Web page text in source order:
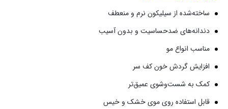
ساخته‌شده از سیلیکون نرم و منعطف
دندانه‌های ضدحساسیت و بدون آسیب
مناسب انواع مو
افزایش گردش خون کف سر
کمک به شست‌وشوی عمیق‌تر
قابل استفاده روی موی خشک و خیس